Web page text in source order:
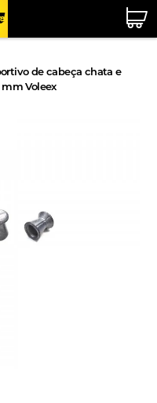
de cabeça chata e
Voleex